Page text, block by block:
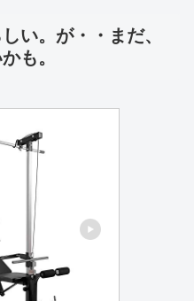
い。が・・まだ、
も。